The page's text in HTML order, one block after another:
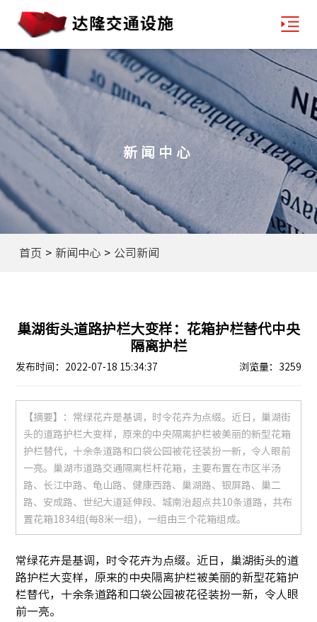
新闻中心
首页 > 新闻中心 > 公司新闻
巢湖街头道路护栏大变样：花箱护栏替代中央
隔离护栏
发布时间：2022-07-18 15:34:37 浏览量：3259
【摘要】：常绿花卉是基调，时令花卉为点缀。近日，巢湖街
头的道路护栏大变样，原来的中央隔离护栏被美丽的新型花箱
护栏替代，十余条道路和口袋公园被花径装扮一新，令人眼前
一亮。巢湖市道路交通隔离栏杆花箱，主要布置在市区半汤
路、长江中路、龟山路、健康西路、巢湖路、银屏路、巢二
路、安成路、世纪大道延伸段、城南治超点共10条道路，共布
置花箱1834组(每8米一组)，一组由三个花箱组成。
常绿花卉是基调，时令花卉为点缀。近日，巢湖街头的道
路护栏大变样，原来的中央隔离护栏被美丽的新型花箱护
栏替代，十余条道路和口袋公园被花径装扮一新，令人眼
前一亮。